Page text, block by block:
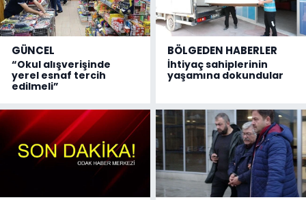
GÜNCEL
“Okul alışverişinde
yerel esnaf tercih
edilmeli”
BÖLGEDEN HABERLER
İhtiyaç sahiplerinin
yaşamına dokundular